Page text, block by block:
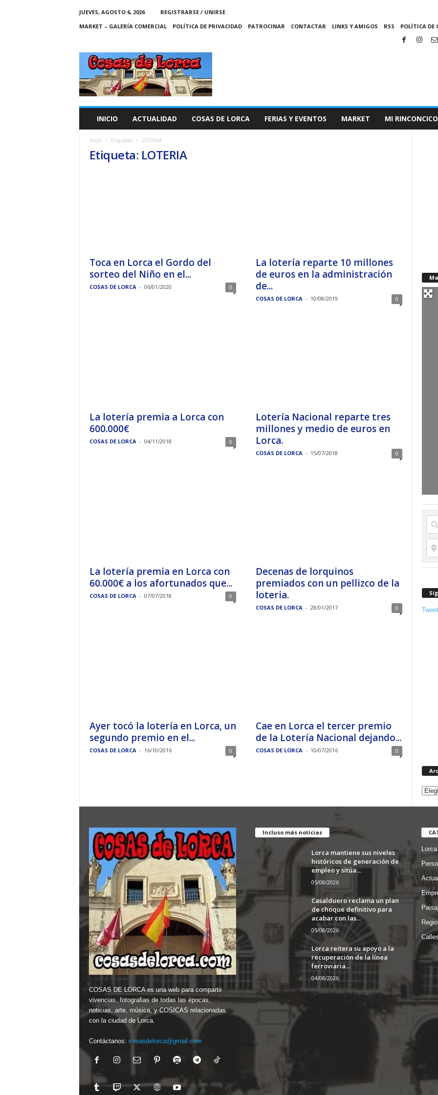
JUEVES, AGOSTO 6, 2026
REGISTRARSE / UNIRSE
MARKET – GALERÍA COMERCIAL
POLÍTICA DE PRIVACIDAD PATROCINAR CONTACTAR LINKS Y AMIGOS RSS POLÍTICA DE
C
A
S
INICIO ACTUALIDAD COSAS DE LORCA FERIAS Y EVENTOS MARKET MI RINCONCICO
Inicio Etiquetas LOTERIA
Etiqueta: LOTERIA
Toca en Lorca el Gordo del
sorteo del Niño en el...
COSAS DE LORCA - 06/01/2020 0
La lotería reparte 10 millones
de euros en la administración
de...
COSAS DE LORCA - 10/08/2019 0
La lotería premia a Lorca con
600.000€
COSAS DE LORCA - 04/11/2018 0
Lotería Nacional reparte tres
millones y medio de euros en
Lorca.
COSAS DE LORCA - 15/07/2018 0
La lotería premia en Lorca con
60.000€ a los afortunados que...
COSAS DE LORCA - 07/07/2018 0
Decenas de lorquinos
premiados con un pellizco de la
loteria.
COSAS DE LORCA - 28/01/2017 0
Ayer tocó la lotería en Lorca, un
segundo premio en el...
COSAS DE LORCA - 16/10/2016 0
Cae en Lorca el tercer premio
de la Lotería Nacional dejando...
COSAS DE LORCA - 10/07/2016 0
COSAS DE LORCA es una web para compartir
vivencias, fotografias de todas las épocas,
noticias, arte, música, y COSICAS relacionadas
con la ciudad de Lorca.
Contáctanos: cosasdelorca@gmail.com
Incluso más noticias
Lorca mantiene sus niveles
históricos de generación de
empleo y sitúa...
05/08/2026
Casalduero reclama un plan
de choque definitivo para
acabar con las...
05/08/2026
Lorca reitera su apoyo a la
recuperación de la línea
ferroviaria...
04/08/2026
Lorca